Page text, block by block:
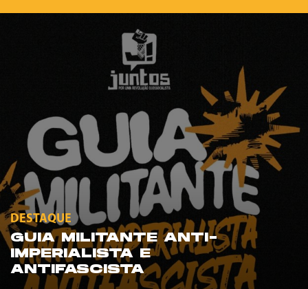
DESTAQUE
GUIA MILITANTE ANTI-
IMPERIALISTA E
ANTIFASCISTA